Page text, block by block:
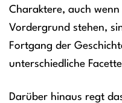
Charaktere, auch
Vordergrund stehen,
Fortgang der
unterschiedliche
Darüber hinaus regt